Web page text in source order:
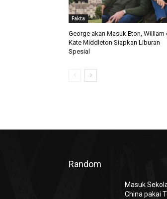
Fakta
George akan Masuk Eton, William
Kate Middleton Siapkan Liburan
Spesial
Random
Masuk
China pakai